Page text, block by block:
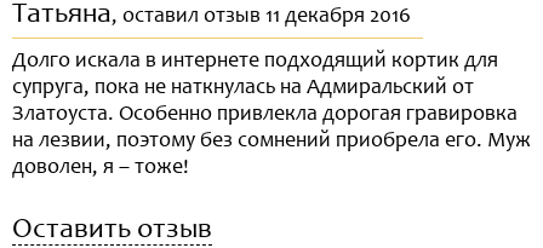
Татьяна, оставил отзыв 11 декабря 2016
Долго искала в интернете подходящий кортик для
супруга, пока не наткнулась на Адмиральский от
Златоуста. Особенно привлекла дорогая гравировка
на лезвии, поэтому без сомнений приобрела его. Муж
доволен, я – тоже!
Оставить отзыв